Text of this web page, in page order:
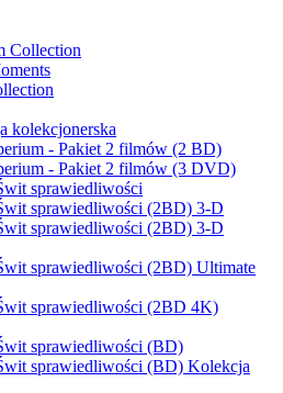
Collection
kolekcjonerska
- Pakiet 2 filmów (2 BD)
- Pakiet 2 filmów (3 DVD)
sprawiedliwości
sprawiedliwości (2BD) 3-D
sprawiedliwości (2BD) 3-D
sprawiedliwości (2BD) Ultimate
sprawiedliwości (2BD 4K)
sprawiedliwości (BD)
sprawiedliwości (BD) Kolekcja